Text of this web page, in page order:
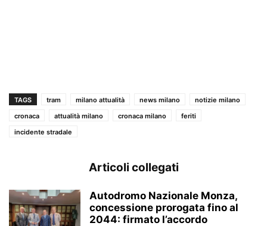
TAGS tram milano attualità news milano
notizie milano
cronaca
attualità milano cronaca milano
feriti
incidente stradale
Articoli collegati
Autodromo Nazionale Monza,
concessione prorogata fino al
2044: firmato l’accordo